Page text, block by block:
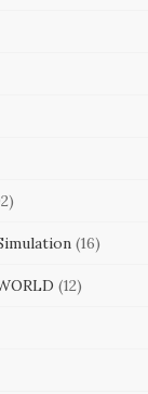
(16)
(12)